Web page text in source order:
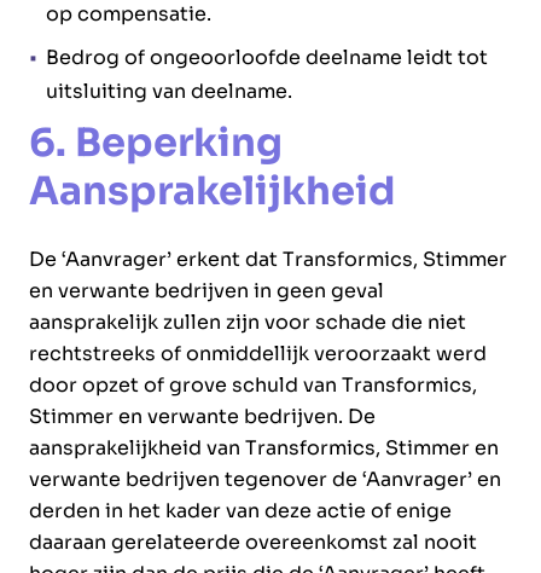
op compensatie.
Bedrog of ongeoorloofde deelname leidt tot
uitsluiting van deelname.
6. Beperking
Aansprakelijkheid
De ‘Aanvrager’ erkent dat Transformics, Stimmer
en verwante bedrijven in geen geval
aansprakelijk zullen zijn voor schade die niet
rechtstreeks of onmiddellijk veroorzaakt werd
door opzet of grove schuld van Transformics,
Stimmer en verwante bedrijven. De
aansprakelijkheid van Transformics, Stimmer en
verwante bedrijven tegenover de ‘Aanvrager’ en
derden in het kader van deze actie of enige
daaraan gerelateerde overeenkomst zal nooit